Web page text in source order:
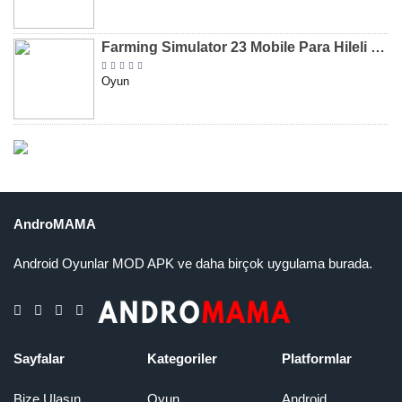
Farming Simulator 23 Mobile Para Hileli MOD APK indir [v0.0.0.8]
Oyun
AndroMAMA
Android Oyunlar MOD APK ve daha birçok uygulama burada.
Sayfalar
Bize Ulaşın
Kategoriler
Oyun
Platformlar
Android